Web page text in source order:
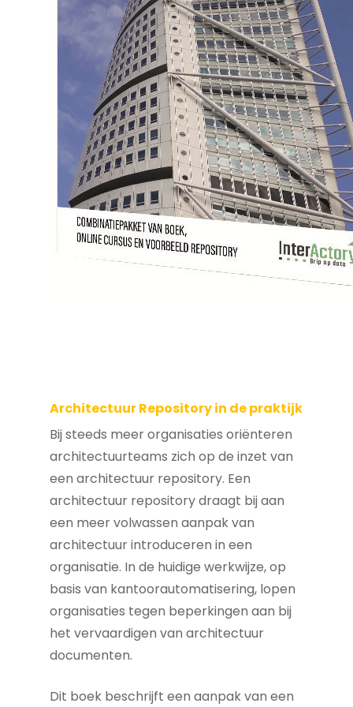
Architectuur Repository in de praktijk
Bij steeds meer organisaties oriënteren
architectuurteams zich op de inzet van
een architectuur repository. Een
architectuur repository draagt bij aan
een meer volwassen aanpak van
architectuur introduceren in een
organisatie. In de huidige werkwijze, op
basis van kantoorautomatisering, lopen
organisaties tegen beperkingen aan bij
het vervaardigen van architectuur
documenten.
Dit boek beschrijft een aanpak van een